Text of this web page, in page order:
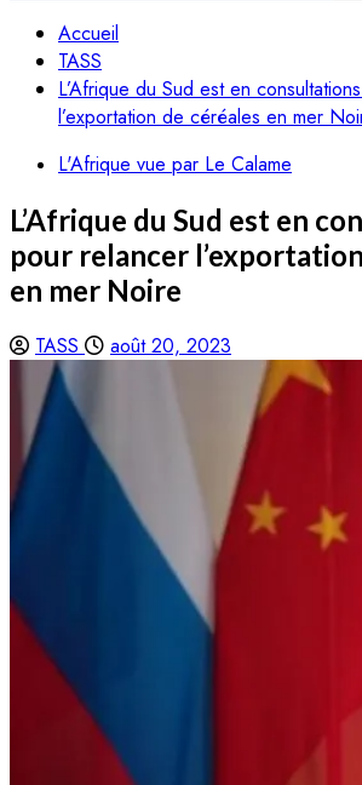
Accueil
TASS
L’Afrique du Sud est en
l’exportation de céréales en mer
L'Afrique vue par Le Calame
L’Afrique du Sud est en
pour relancer
en mer Noire
TASS août 20, 2023